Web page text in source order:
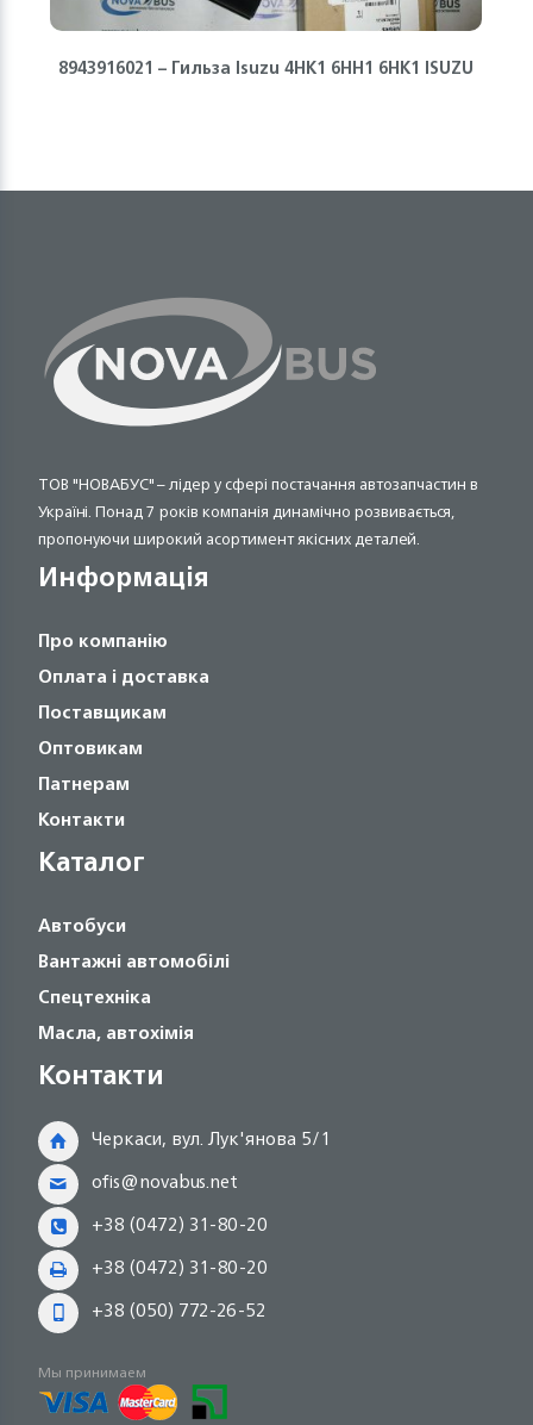
8943916021 – Гильза Isuzu 4HK1 6HH1 6HK1 ISUZU
ТОВ "НОВАБУС" – лідер у сфері постачання автозапчастин в
Україні. Понад 7 років компанія динамічно розвивається,
пропонуючи широкий асортимент якісних деталей.
Информація
Про компанію
Оплата і доставка
Поставщикам
Оптовикам
Патнерам
Контакти
Каталог
Автобуси
Вантажні автомобілі
Спецтехніка
Масла, автохімія
Контакти
Черкаси, вул. Лук'янова 5/1
ofis@novabus.net
+38 (0472) 31-80-20
+38 (0472) 31-80-20
+38 (050) 772-26-52
Мы принимаем